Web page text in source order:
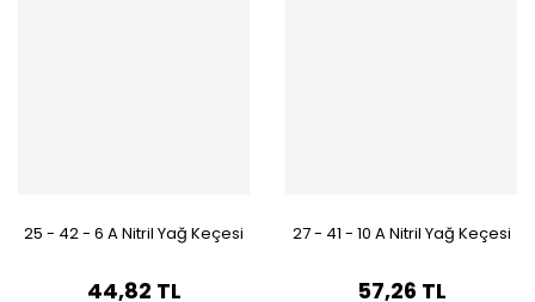
25 - 42 - 6 A Nitril Yağ Keçesi
44,82 TL
27 - 41 - 10 A Nitril Yağ Keçesi
57,26 TL